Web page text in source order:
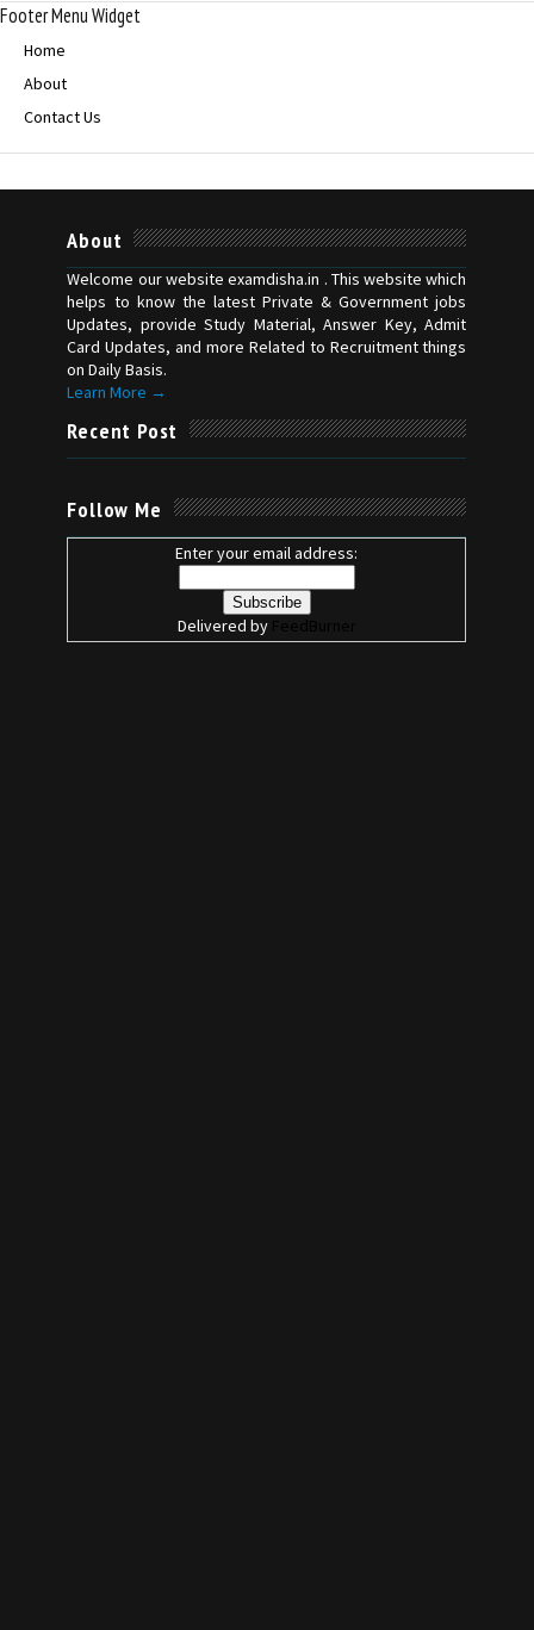
Footer Menu Widget
Home
About
Contact Us
About
Welcome our website examdisha.in . This website which
helps to know the latest Private & Government jobs
Updates, provide Study Material, Answer Key, Admit
Card Updates, and more Related to Recruitment things
on Daily Basis.
Learn More →
Recent Post
Follow Me
Enter your email address:
Delivered by